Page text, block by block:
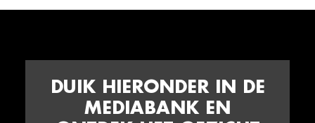
DUIK HIERONDER IN DE
MEDIABANK EN